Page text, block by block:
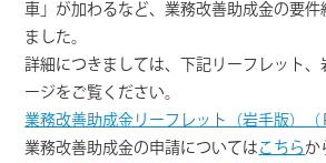
車」が加わるなど、業務改善助成金の要件
ました。
詳細につきましては、下記リーフレット、
ージをご覧ください。
業務改善助成金リーフレット（岩手版）（
業務改善助成金の申請については こちら か